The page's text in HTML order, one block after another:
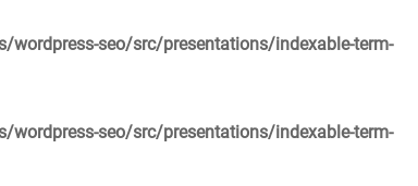
seo/src/presentations/indexable-term-
seo/src/presentations/indexable-term-